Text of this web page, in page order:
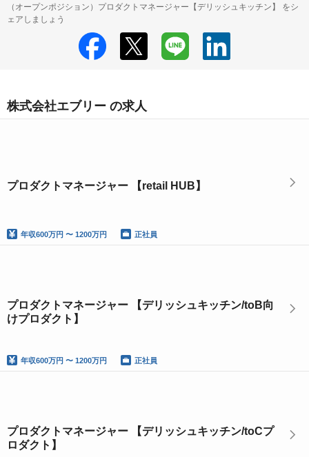
（オープンポジション）プロダクトマネージャー【デリッシュキッチン】 をシ
ェアしましょう
株式会社エブリー の求人
プロダクトマネージャー 【retail HUB】
年収600万円 〜 1200万円 正社員
プロダクトマネージャー 【デリッシュキッチン/toB向
けプロダクト】
年収600万円 〜 1200万円 正社員
プロダクトマネージャー 【デリッシュキッチン/toCプ
ロダクト】